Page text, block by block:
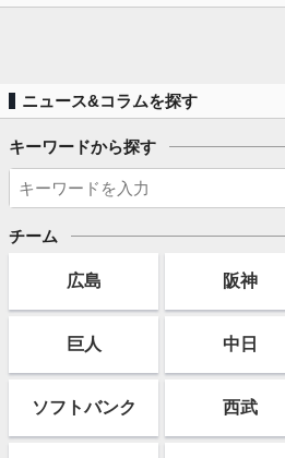
ニュース&コラムを探す
キーワードから探す
チーム
広島 阪神
巨人 中日
ソフトバンク 西武